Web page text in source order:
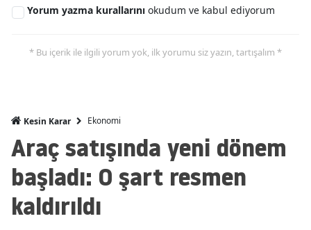
Kahramanmaraş
Mardin
Nevşehir
Yorum yazma kurallarını okudum ve kabul ediyorum
* Bu içerik ile ilgili yorum yok, ilk yorumu siz yazın, tartışalım *
Kesin Karar Ekonomi
Araç satışında yeni dönem
başladı: O şart resmen
kaldırıldı